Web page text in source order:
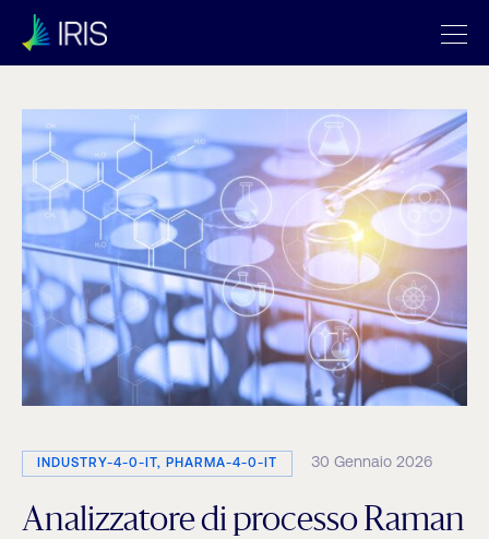
INDUSTRY-4-0-IT, PHARMA-4-0-IT 30 Gennaio 2026
Analizzatore di processo Raman